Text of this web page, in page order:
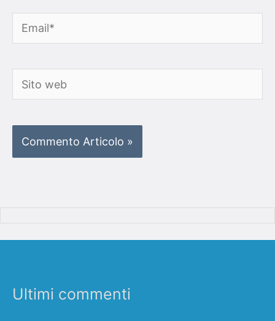
Email*
Sito
web
Ultimi commenti